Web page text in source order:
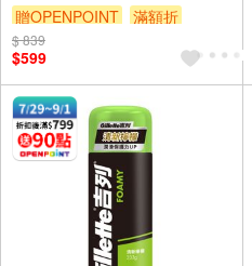
贈OPENPOINT
滿額折
贈$200
$ 839
$599